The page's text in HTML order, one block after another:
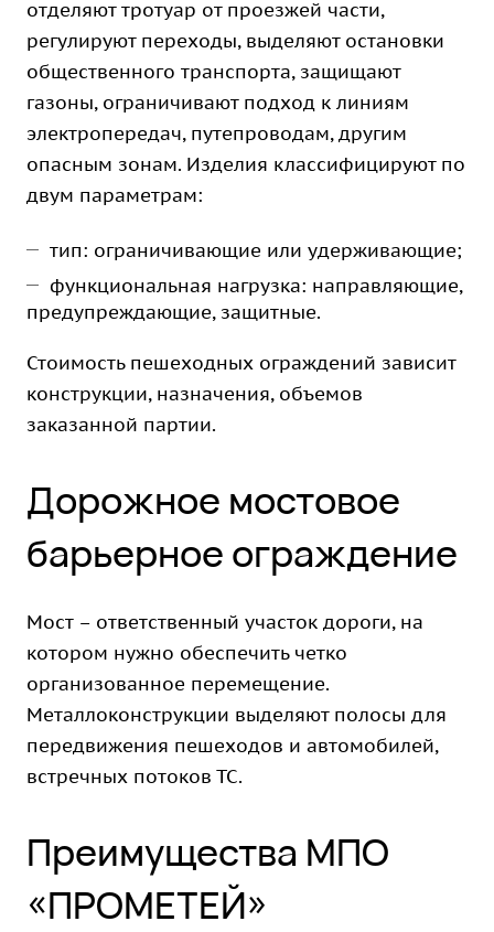
отделяют тротуар от проезжей части,
регулируют переходы, выделяют остановки
общественного транспорта, защищают
газоны, ограничивают подход к линиям
электропередач, путепроводам, другим
опасным зонам. Изделия классифицируют по
двум параметрам:
тип: ограничивающие или удерживающие;
функциональная нагрузка: направляющие,
предупреждающие, защитные.
Стоимость пешеходных ограждений зависит
конструкции, назначения, объемов
заказанной партии.
Дорожное мостовое
барьерное ограждение
Мост – ответственный участок дороги, на
котором нужно обеспечить четко
организованное перемещение.
Металлоконструкции выделяют полосы для
передвижения пешеходов и автомобилей,
встречных потоков ТС.
Преимущества МПО
«ПРОМЕТЕЙ»